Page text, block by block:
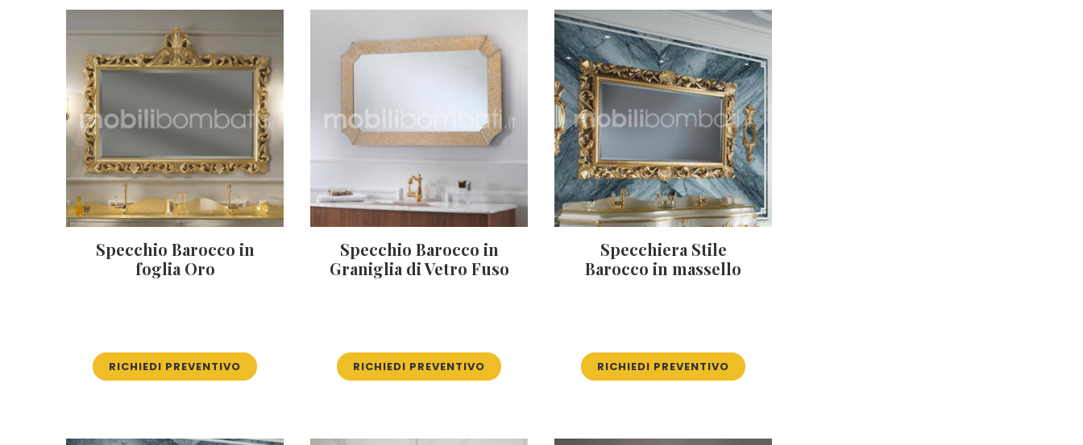
Specchio Barocco in
foglia Oro
RICHIEDI PREVENTIVO
Specchio Barocco in
Graniglia di Vetro Fuso
RICHIEDI PREVENTIVO
Specchiera Stile
Barocco in massello
RICHIEDI PREVENTIVO